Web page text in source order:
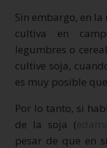
Sin embargo, en la
cultiva en
legumbres o
cultive soja,
es muy posible
Por lo tanto, si
de la soja (
pesar de que en